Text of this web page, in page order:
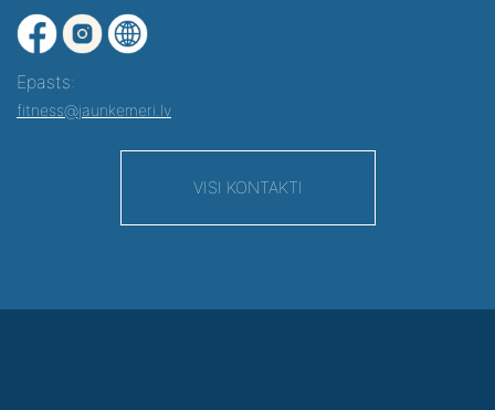
Epasts:
fitness@jaunkemeri.lv
VISI KONTAKTI